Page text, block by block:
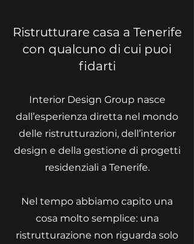
Ristrutturare casa a Tenerife
con qualcuno di cui puoi
fidarti
Interior Design Group nasce
dall’esperienza diretta nel mondo
delle ristrutturazioni, dell’interior
design e della gestione di progetti
residenziali a Tenerife.
Nel tempo abbiamo capito una
cosa molto semplice: una
ristrutturazione non riguarda solo